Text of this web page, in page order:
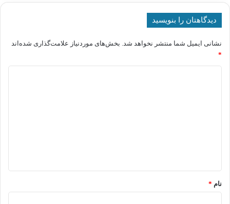
دیدگاهتان را بنویسید
نشانی ایمیل شما منتشر نخواهد شد. بخش‌های موردنیاز علامت‌گذاری شده‌اند
*
نام *